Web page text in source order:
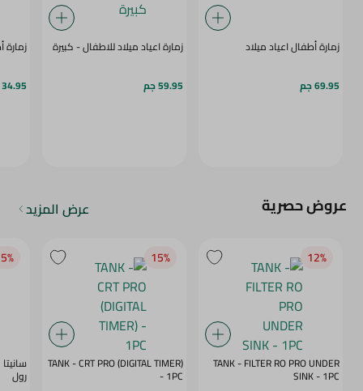
زمارة أطفال اعياد ميلاد
69.95 جم
زمارة اعياد ميلاد للاطفال - كبيرة
59.95 جم 34.95 جم
عروض حصرية عرض المزيد
12‎%‎
TANK - FILTER RO PRO UNDER
SINK - 1PC
15‎%‎
TANK - CRT PRO (DIGITAL TIMER)
- 1PC
رول